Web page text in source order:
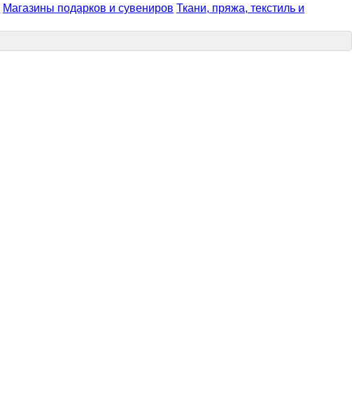
Магазины подарков и сувениров Ткани, пряжа, текстиль и